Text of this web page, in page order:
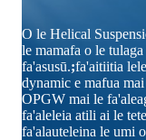
O le Helical
le mamafa o le
fa'asusū.;fa'aitiitia
dynamic e mafua
OPGW mai le
fa'aleleia atili ai le
fa'alauteleina le umi